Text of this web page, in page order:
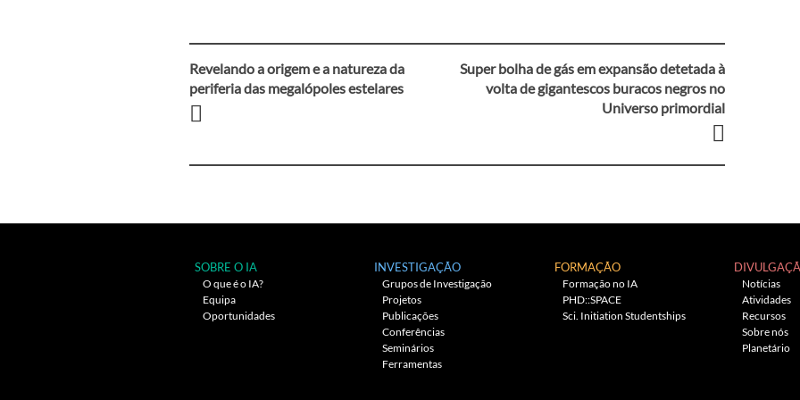
Navegação
entre
Revelando a origem e a natureza da
periferia das megalópoles estelares
Super bolha de gás em expansão detetada à
volta de gigantescos buracos negros no
Universo primordial
SOBRE O IA
O que é o IA?
Equipa
Oportunidades
INVESTIGAÇÃO
Grupos de Investigação
Projetos
Publicações
Conferências
Seminários
Ferramentas
FORMAÇÃO
Formação no IA
PHD::SPACE
Sci. Initiation Studentships
Notícias
Atividades
Recursos
Sobre nós
Planetário